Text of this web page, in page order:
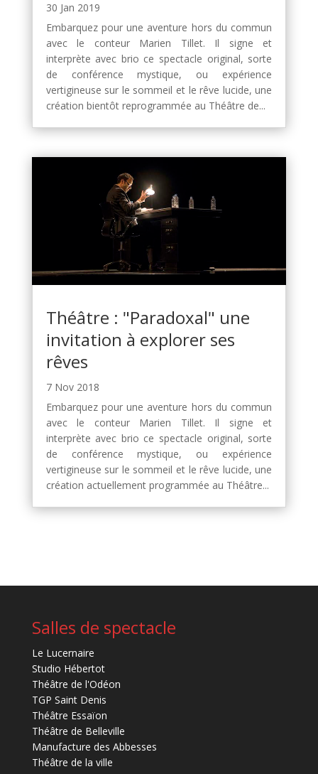
30 Jan 2019
Embarquez pour une aventure hors du commun
avec le conteur Marien Tillet. Il signe et
interprète avec brio ce spectacle original, sorte
de conférence mystique, ou expérience
vertigineuse sur le sommeil et le rêve lucide, une
création bientôt reprogrammée au Théâtre de...
Théâtre : "Paradoxal" une
invitation à explorer ses
rêves
7 Nov 2018
Embarquez pour une aventure hors du commun
avec le conteur Marien Tillet. Il signe et
interprète avec brio ce spectacle original, sorte
de conférence mystique, ou expérience
vertigineuse sur le sommeil et le rêve lucide, une
création actuellement programmée au Théâtre...
Salles de spectacle
Le Lucernaire
Studio Hébertot
Théâtre de l'Odéon
TGP Saint Denis
Théâtre Essaïon
Théâtre de Belleville
Manufacture des Abbesses
Théâtre de la ville